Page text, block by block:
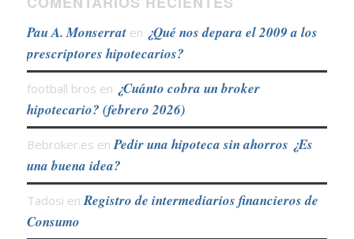
Pau A. Monserraten ¿Qué nos depara el 2009 a los
prescriptores hipotecarios?
football bros en ¿Cuánto cobra un broker
hipotecario? (febrero 2026)
Bebroker.es en Pedir una hipoteca sin ahorros ¿Es
una buena idea?
Tadosi en Registro de intermediarios financieros de
Consumo